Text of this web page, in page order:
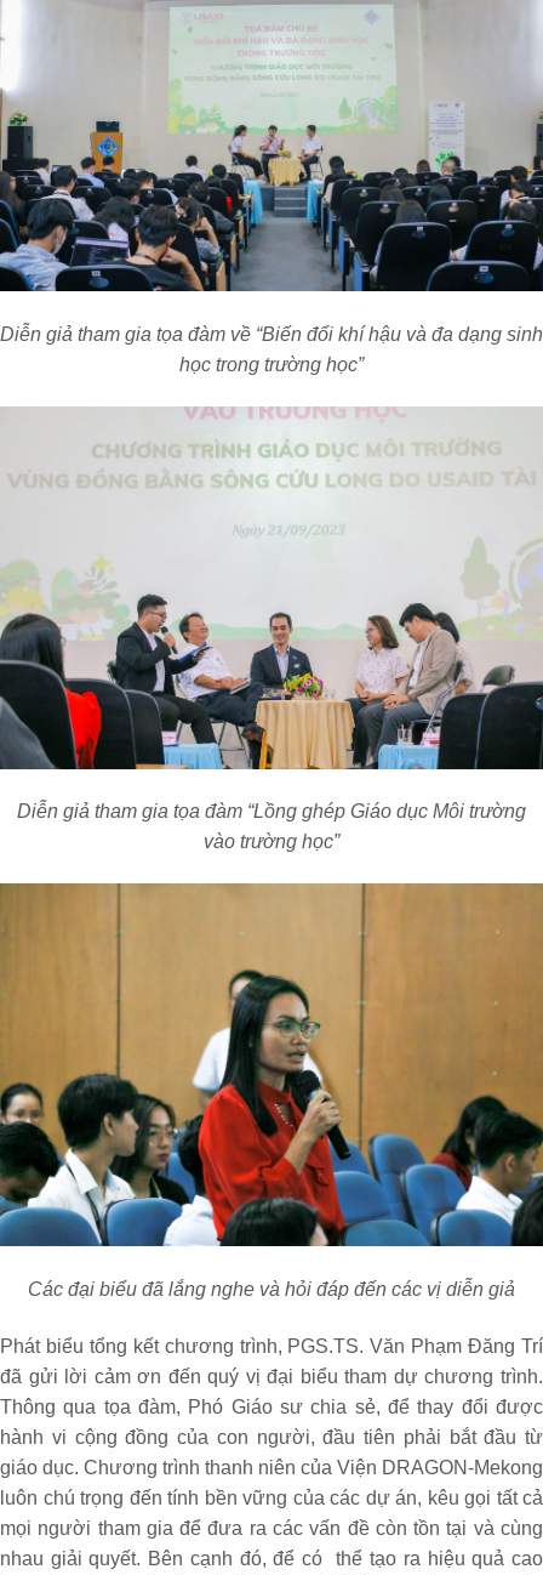
Diễn giả tham gia tọa đàm về “Biến đổi khí hậu và đa dạng sinh
học trong trường học”
Diễn giả tham gia tọa đàm “Lồng ghép Giáo dục Môi trường
vào trường học”
Các đại biểu đã lắng nghe và hỏi đáp đến các vị diễn giả
Phát biểu tổng kết chương trình, PGS.TS. Văn Phạm Đăng Trí
đã gửi lời cảm ơn đến quý vị đại biểu tham dự chương trình.
Thông qua tọa đàm, Phó Giáo sư chia sẻ, để thay đổi được
hành vi cộng đồng của con người, đầu tiên phải bắt đầu từ
giáo dục. Chương trình thanh niên của Viện DRAGON-Mekong
luôn chú trọng đến tính bền vững của các dự án, kêu gọi tất cả
mọi người tham gia để đưa ra các vấn đề còn tồn tại và cùng
nhau giải quyết. Bên cạnh đó, để có thể tạo ra hiệu quả cao